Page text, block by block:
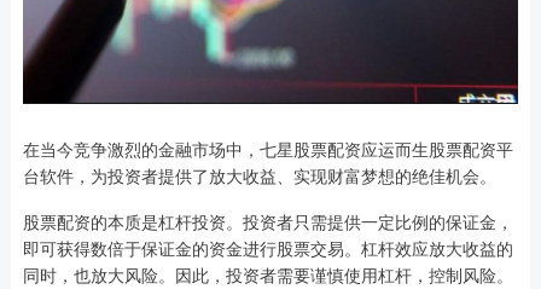
在当今竞争激烈的金融市场中，七星股票配资应运而生股票配资平
台软件，为投资者提供了放大收益、实现财富梦想的绝佳机会。
股票配资的本质是杠杆投资。投资者只需提供一定比例的保证金，
即可获得数倍于保证金的资金进行股票交易。杠杆效应放大收益的
同时，也放大风险。因此，投资者需要谨慎使用杠杆，控制风险。